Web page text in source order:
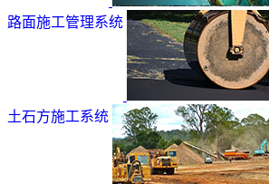
路面施工管理系统
土石方施工系统